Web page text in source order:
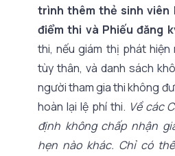
trình thêm thẻ sinh viên
điểm thi và Phiếu đăng
thi, nếu giám thị phát
tùy thân, và danh sách
người tham gia thi không
hoàn lại lệ phí thi. Về các
định không chấp nhận
hẹn nào khác. Chỉ có